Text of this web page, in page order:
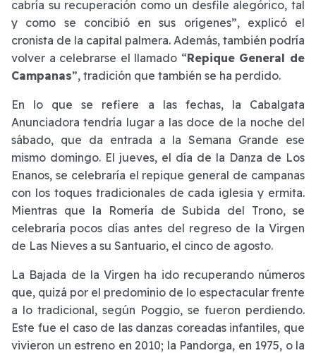
cabría su recuperación como un desfile alegórico, tal
y como se concibió en sus orígenes”, explicó el
cronista de la capital palmera. Además, también podría
volver a celebrarse el llamado “Repique General de
Campanas”, tradición que también se ha perdido.
En lo que se refiere a las fechas, la Cabalgata
Anunciadora tendría lugar a las doce de la noche del
sábado, que da entrada a la Semana Grande ese
mismo domingo. El jueves, el día de la Danza de Los
Enanos, se celebraría el repique general de campanas
con los toques tradicionales de cada iglesia y ermita.
Mientras que la Romería de Subida del Trono, se
celebraría pocos días antes del regreso de la Virgen
de Las Nieves a su Santuario, el cinco de agosto.
La Bajada de la Virgen ha ido recuperando números
que, quizá por el predominio de lo espectacular frente
a lo tradicional, según Poggio, se fueron perdiendo.
Este fue el caso de las danzas coreadas infantiles, que
vivieron un estreno en 2010; la Pandorga, en 1975, o la